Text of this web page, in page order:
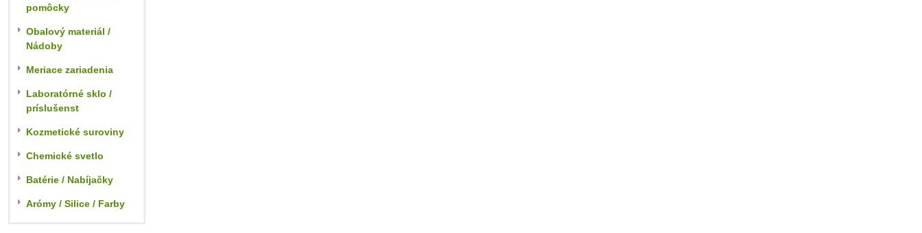
pomôcky
Obalový materiál /
Nádoby
Meriace zariadenia
Laboratórné sklo /
príslušenst
Kozmetické suroviny
Chemické svetlo
Batérie / Nabíjačky
Arómy / Silice / Farby